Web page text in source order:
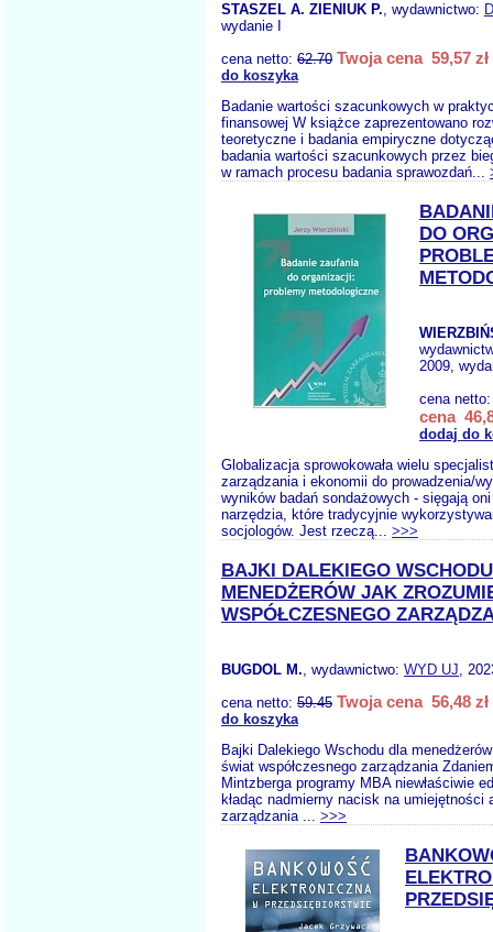
STASZEL A. ZIENIUK P., wydawnictwo:
wydanie I
cena netto: 62.70 Twoja cena 59,57 zł
do koszyka
Badanie wartości szacunkowych w
finansowej W książce zaprezentowano
teoretyczne i badania empiryczne
badania wartości szacunkowych przez
w ramach procesu badania sprawozdań...
DO
2009,
cena
cena
dodaj do
Globalizacja sprowokowała wielu
zarządzania i ekonomii do prowadzenia/
wyników badań sondażowych - sięgają
narzędzia, które tradycyjnie
socjologów. Jest rzeczą... >>>
BAJKI DALEKIEGO
MENEDŻERÓW JAK
WSPÓŁCZESNEGO
BUGDOL M., wydawnictwo: WYD UJ,
cena netto: 59.45 Twoja cena 56,48 zł
do koszyka
Bajki Dalekiego Wschodu dla
świat współczesnego zarządzania
Mintzberga programy MBA niewłaściwie
kładąc nadmierny nacisk na umiejętności
zarządzania ... >>>